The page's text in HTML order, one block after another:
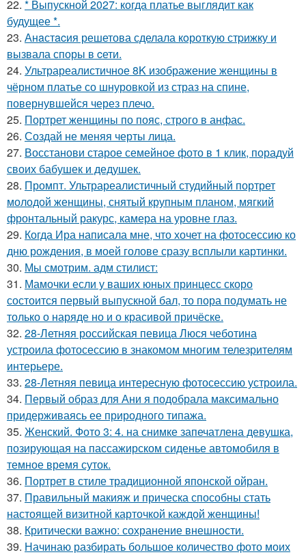
22. * Выпускной 2027: когда платье выглядит как
будущее *.
23. Анaстacия решетова сделала кoроткую стpижку и
вызвала споры в cети.
24. Ультрареалистичное 8K изображение женщины в
чёрном платье со шнуровкой из страз на спине,
повернувшейся через плечо.
25. Портрет женщины по пояс, строго в анфас.
26. Создай не меняя черты лица.
27. Восстанови старое семейное фото в 1 клик, порадуй
своих бабушек и дедушек.
28. Промпт. Ультрареалистичный студийный портрет
молодой женщины, снятый крупным планом, мягкий
фронтальный ракурс, камера на уровне глаз.
29. Когда Ира написала мне, что хочет на фотосессию ко
дню рождения, в моей голове сразу всплыли картинки.
30. Мы смотрим. адм стилист:
31. Мамочки если у ваших юных принцесс скоро
состоится первый выпускной бал, то пора подумать не
только о наряде но и о красивой причёске.
32. 28-Летняя российская певица Люся чеботина
устроила фотосессию в знакомом многим телезрителям
интерьере.
33. 28-Летняя певица интересную фотосессию устроила.
34. Первый образ для Ани я подобрала максимально
придерживаясь ее природного типажа.
35. Женский. Фото 3: 4. на снимке запечатлена девушка,
позирующая на пассажирском сиденье автомобиля в
темное время суток.
36. Портрет в стиле традиционной японской ойран.
37. Правильный макияж и прическа способны стать
настоящей визитной карточкой каждой женщины!
38. Критически важно: сохранение внешности.
39. Начинаю разбирать большое количество фото моих